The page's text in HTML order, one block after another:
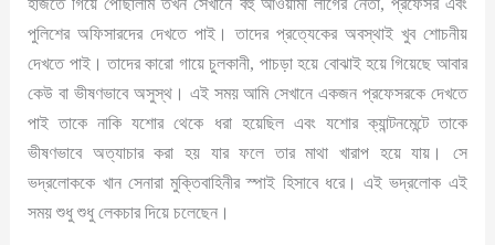
পুলিশের অফিসারদের দেখতে পাই। তাদের প্রত্যেকের অবস্থাই খুব শোচনীয়
দেখতে পাই। তাদের কারো গায়ে চুলকানী, পাচড়া হয়ে বোঝাই হয়ে গিয়েছে আবার
কেউ বা ভীষণভাবে অসুস্থ। এই সময় আমি সেখানে একজন প্রফেসরকে দেখতে
পাই তাকে নাকি যশোর থেকে ধরা হয়েছিল এবং যশোর ক্যান্টনমেন্টে তাকে
ভীষণভাবে অত্যাচার করা হয় যার ফলে তার মাথা খারাপ হয়ে যায়। সে
ভদ্রলোককে খান সেনারা মুক্তিবাহিনীর স্পাই হিসাবে ধরে। এই ভদ্রলোক এই
সময় শুধু শুধু লেকচার দিয়ে চলেছেন।